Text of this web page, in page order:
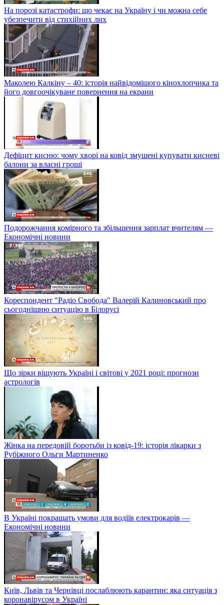
На порозі катастрофи: що чекає на Україну і чи можна себе
убезпечити від стихійних лих
Маколею Калкіну – 40: історія найвідомішого кінохлопчика та
його довгоочікуване повернення на екрани
Дефіцит кисню: чому хворі на ковід змушені купувати кисневі
балони за власні гроші
Подорожчання комірного та збільшення зарплат вчителям —
Економічні новини
Кореспондент "Радіо Свобода" Валерій Калиновський про
сьогоднішню ситуацію в Білорусі
Що зірки віщують Україні і світові у 2021 році: прогнози
астрологів
Жінка на передовій боротьби із ковід-19: історія лікарки з
Рубіжного Ольги Мартиненко
В Україні покращать умови для водіїв електрокарів —
Економічні новини
Київ, Львів та Чернівці послаблюють карантин: яка ситуація з
коронавірусом в Україні